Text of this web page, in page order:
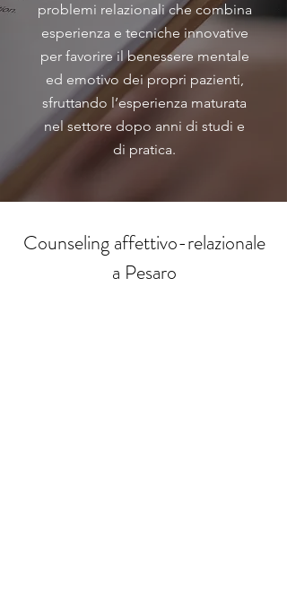
problemi relazionali che combina
esperienza e tecniche innovative
per favorire il benessere mentale
ed emotivo dei propri pazienti,
sfruttando l’esperienza maturata
nel settore dopo anni di studi e
di pratica.
Counseling affettivo-relazionale
a Pesaro